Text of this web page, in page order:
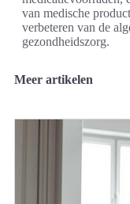
van medische
verbeteren van de
gezondheidszorg.
Meer artikelen